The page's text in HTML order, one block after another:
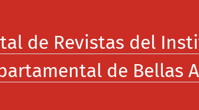
de Bellas Artes de Cali
de Revistas del
de Bellas